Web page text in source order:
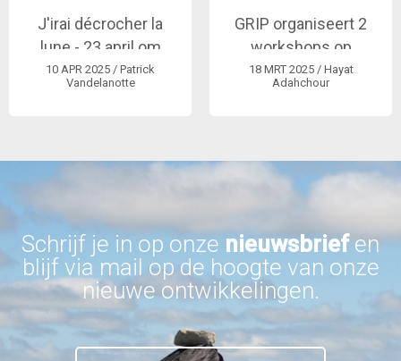
J'irai décrocher la
lune - 23 april om
16u, Leuven
10 APR 2025 / Patrick
Vandelanotte
GRIP organiseert 2
workshops op
REVAtalks: zaterdag
18 MRT 2025/ Hayat
Adahchour
Schrijf je in op onze nieuwsbriefen
blijf via mail op de hoogte van onze
nieuwe ontwikkelingen.